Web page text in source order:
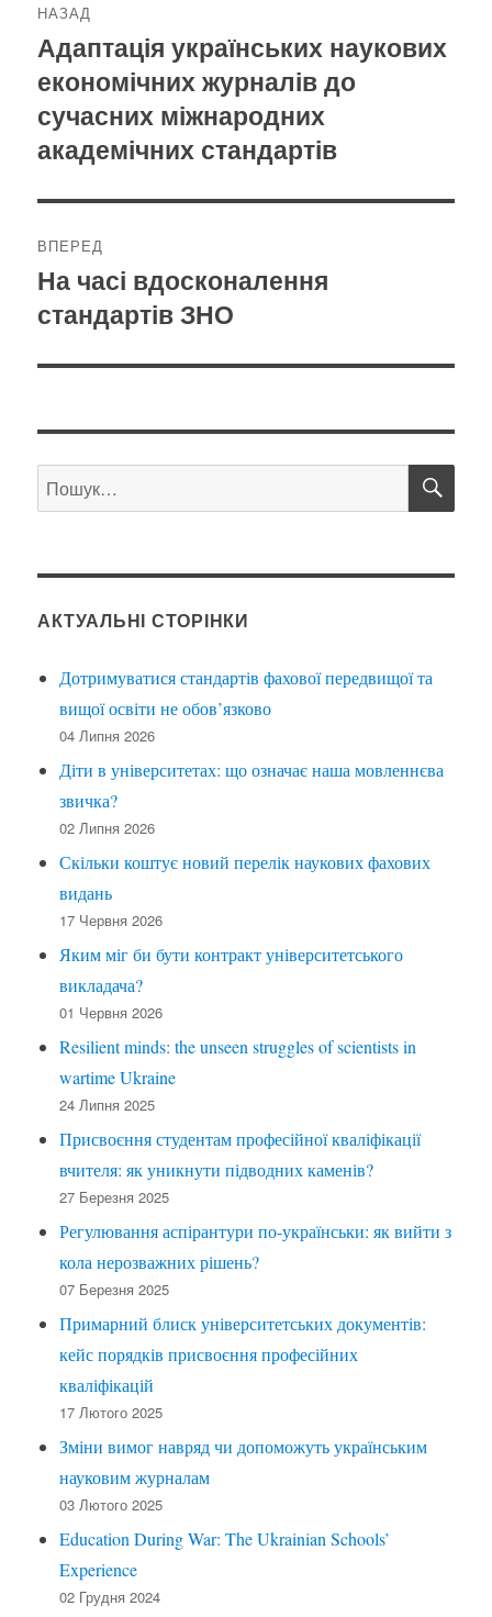
записів
НАЗАД
Попередній
запис:
Адаптація українських наукових
економічних журналів до
сучасних міжнародних
академічних стандартів
ВПЕРЕД
Наступний
запис:
На часі вдосконалення
стандартів ЗНО
Пошук
за
АКТУАЛЬНІ СТОРІНКИ
Дотримуватися стандартів фахової передвищої та
вищої освіти не обов’язково
04 Липня 2026
Діти в університетах: що означає наша мовленнєва
звичка?
02 Липня 2026
Скільки коштує новий перелік наукових фахових
видань
17 Червня 2026
Яким міг би бути контракт університетського
викладача?
01 Червня 2026
Resilient minds: the unseen struggles of scientists in
wartime Ukraine
24 Липня 2025
Присвоєння студентам професійної кваліфікації
вчителя: як уникнути підводних каменів?
27 Березня 2025
Регулювання аспірантури по-українськи: як вийти з
кола нерозважних рішень?
07 Березня 2025
Примарний блиск університетських документів:
кейс порядків присвоєння професійних
кваліфікацій
17 Лютого 2025
Зміни вимог навряд чи допоможуть українським
науковим журналам
03 Лютого 2025
Education During War: The Ukrainian Schools’
Experience
02 Грудня 2024